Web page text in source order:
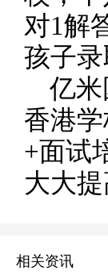
对1解
孩子录
亿米
香港
+面试
大大提
相关资讯